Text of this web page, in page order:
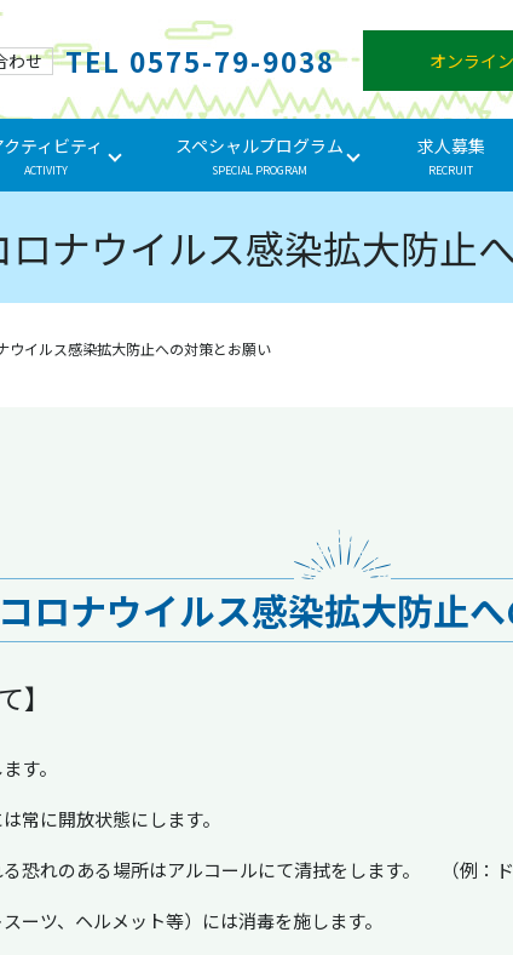
わせ TEL 0575-79-9038 オンライ
クティビティ
ACTIVITY
スペシャルプログラム
SPECIAL PROGRAM
求人募集
RECRUIT
ロナウイルス感染拡大防止
ウイルス感染拡大防止への対策とお願い
ロナウイルス感染拡大防止
】
す。
常に開放状態にします。
恐れのある場所はアルコールにて清拭をします。 （例：ド
ーツ、ヘルメット等）には消毒を施します。